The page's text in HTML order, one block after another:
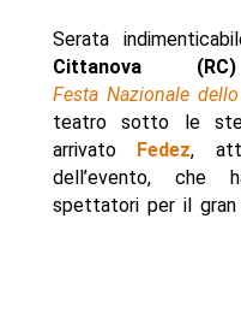
Serata
Cittanova (RC)
Festa Nazionale
teatro sotto le
arrivato Fedez,
dell’evento, che
spettatori per il gran